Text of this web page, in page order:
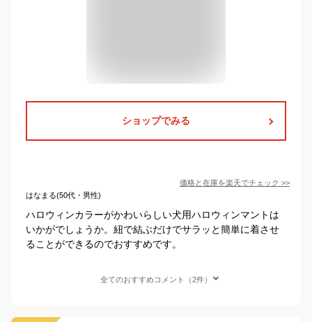
ショップでみる
価格と在庫を楽天でチェック >>
はなまる(50代・男性)
ハロウィンカラーがかわいらしい犬用ハロウィンマントは
いかがでしょうか。紐で結ぶだけでサラッと簡単に着させ
ることができるのでおすすめです。
全てのおすすめコメント（2件）